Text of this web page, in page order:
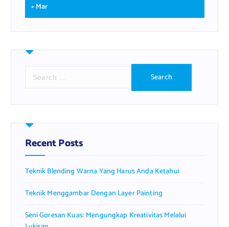
« Mar
r
h
f
o
:
Recent Posts
Teknik Blending Warna Yang Harus Anda Ketahui
Teknik Menggambar Dengan Layer Painting
Seni Goresan Kuas: Mengungkap Kreativitas Melalui